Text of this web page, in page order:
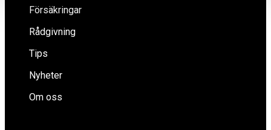
Försäkringar
Rådgivning
Tips
Nyheter
Om oss